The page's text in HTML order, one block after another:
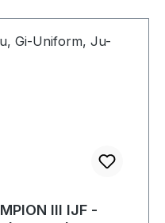
III IJF -